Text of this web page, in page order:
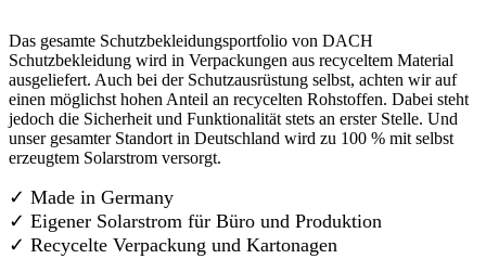
Das gesamte Schutzbekleidungsportfolio von DACH
Schutzbekleidung wird in Verpackungen aus recyceltem Material
ausgeliefert. Auch bei der Schutzausrüstung selbst, achten wir auf
einen möglichst hohen Anteil an recycelten Rohstoffen. Dabei steht
jedoch die Sicherheit und Funktionalität stets an erster Stelle. Und
unser gesamter Standort in Deutschland wird zu 100 % mit selbst
erzeugtem Solarstrom versorgt.
✓ Made in Germany
✓ Eigener Solarstrom für Büro und Produktion
✓ Recycelte Verpackung und Kartonagen